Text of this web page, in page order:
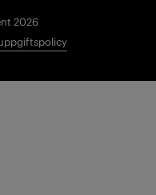
2026